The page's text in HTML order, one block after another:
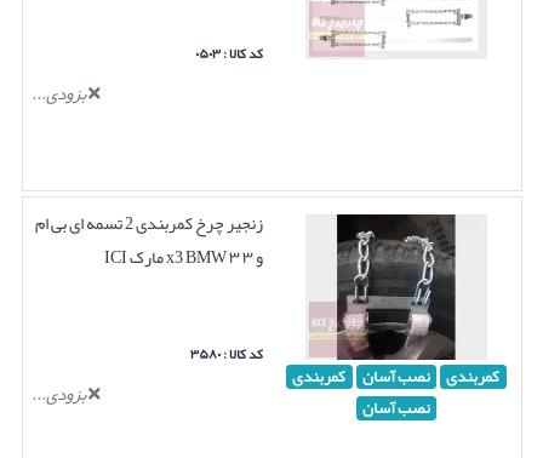
کد کالا : ۰۵۰۳
بزودی...
کمربندی نصب آسان کمربندی
نصب آسان
زنجیر چرخ کمربندی 2 تسمه ای بی ام
و ۳ ۳ x3 BMW مارک ICI
کد کالا : ۳۵۸۰
بزودی...